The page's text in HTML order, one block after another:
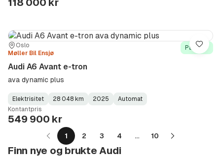
118 000 kr
Sted:
Oslo
Forhandler:
Møller Bil Ensjø
På lager
Audi A6 Avant e-tron
ava dynamic plus
Fuel
Type:
Elektrisitet
Kilometerstand:
28 048 km
Model
Year:
2025
Gearbox
Type:
Automat
Kontantpris
549 900 kr
Lagre
1 2 3 4 … 10
Neste
Finn nye og brukte Audi